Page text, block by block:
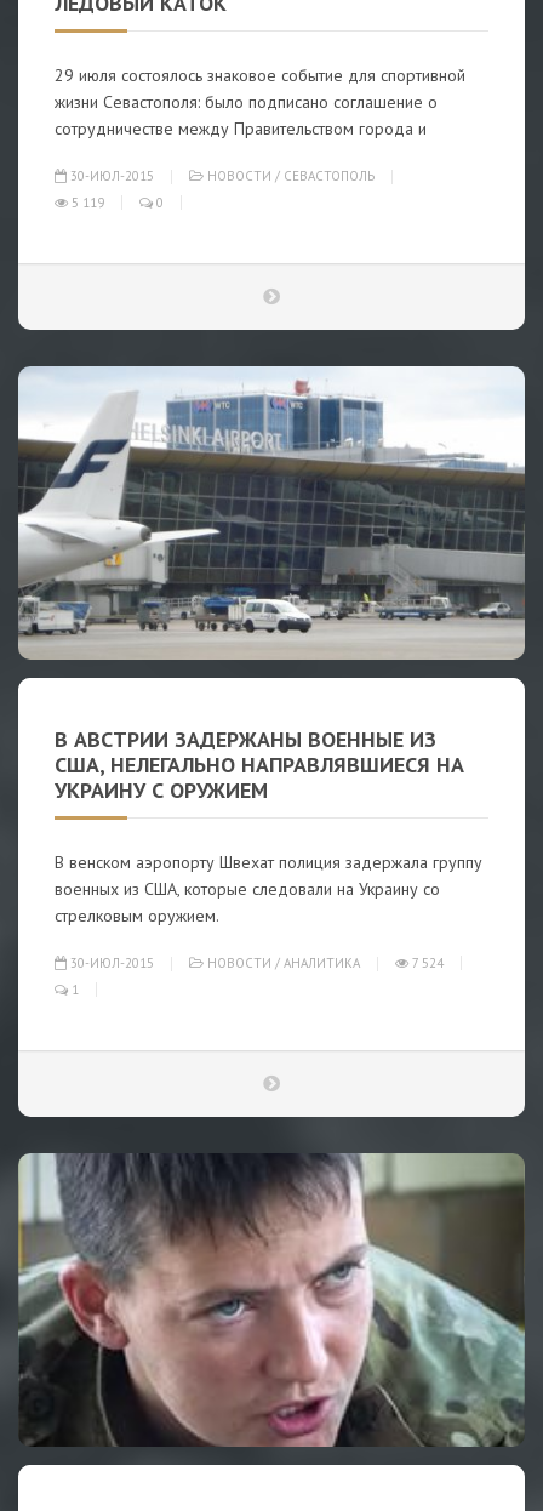
29 июля состоялось знаковое событие для спортивной
жизни Севастополя: было подписано соглашение о
сотрудничестве между Правительством города и
30-ИЮЛ-2015 НОВОСТИ / СЕВАСТОПОЛЬ
5 119
0
В АВСТРИИ ЗАДЕРЖАНЫ ВОЕННЫЕ ИЗ
США, НЕЛЕГАЛЬНО НАПРАВЛЯВШИЕСЯ НА
УКРАИНУ С ОРУЖИЕМ
В венском аэропорту Швехат полиция задержала группу
военных из США, которые следовали на Украину со
стрелковым оружием.
30-ИЮЛ-2015 НОВОСТИ / АНАЛИТИКА
7 524
1